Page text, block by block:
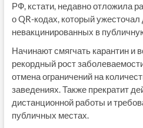
РФ, кстати, недавно отложила
о QR-кодах, который ужесточал
невакцинированных в
Начинают смягчать карантин и
рекордный рост
отмена ограничений на
заведениях. Также прекратит
дистанционной работы и
публичных местах.